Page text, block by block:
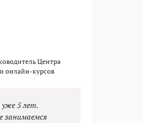
Центра
онлайн-курсов
5 лет.
занимаемся